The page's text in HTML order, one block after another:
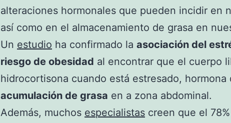
alteraciones hormonales que pueden incidir en
así como en el almacenamiento de grasa en
Un estudio ha confirmado la asociación del
riesgo de obesidad al encontrar que el cuerpo
hidrocortisona cuando está estresado, hormona
acumulación de grasa en a zona abdominal.
Además, muchos especialistas creen que el